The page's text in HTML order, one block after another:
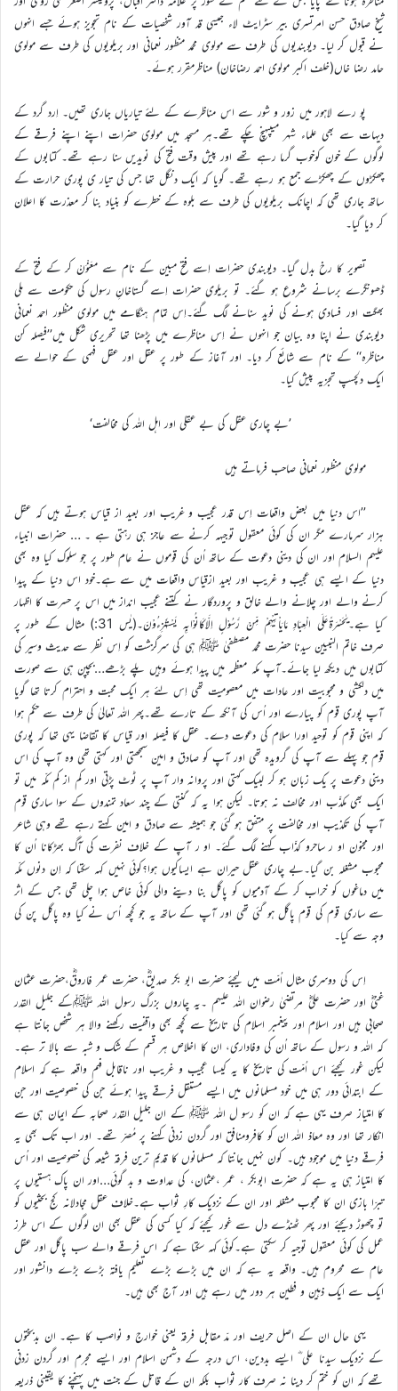
شیخ صادق حسن امرتسری بیر سٹرایٹ لاء جیسی قد آور شخصیات کے نام تجویز ہوئے جسے انہوں
نے قبول کر لیا۔ دیوبندیوں کی طرف سے مولوی محمد منظور نعمانی اور بریلویوں کی طرف سے مولوی
حامد رضا خاں(خلف اکبر مولوی احمد رضاخان) مناظرمقرر ہوئے۔
پو رے لاہور میں زور و شور سے اس مناظرے کے لئے تیاریاں جاری تھیں۔ اِرد گرد کے
دیہات سے بھی علماء شہر میںپہنچ چکے تھے۔ہر مسجد میں مولوی حضرات اپنے اپنے فرقے کے
لوگوں کے خون کوخوب گرما رہے تھے اور پیش وقت فتح کی نویدیں سنا رہے تھے۔ کتابوں کے
چھکڑوں کے چھکڑے جمع ہو رہے تھے۔ گویا کہ ایک دنگل تھا جس کی تیار ی پوری حرارت کے
ساتھ جاری تھی کہ اچانک بریلویوں کی طرف سے بلوہ کے خطرے کو بنیاد بنا کر معذرت کا اعلان
کر دیا گیا۔
تصویر کا رخ بدل گیا۔ دیوبندی حضرات اِسے فتح مبین کے نام سے معَنْوَنْ کر کے فتح کے
ڈھونگرے برسانے شروع ہو گئے۔ تو بریلوی حضرات اِسے گستاخانِ رسول کی حکومت سے ملی
بھگت اور فسادی ہونے کی نوید سنانے لگ گئے۔اِس تمام ہنگامے میں مولوی منظور احمد نعمانی
دیوبندی نے اپنا وہ بیان جو انہوں نے اِس مناظرے میں پڑھنا تھا تحریری شکل میں’’فیصلہ کن
مناظرہ‘‘ کے نام سے شائع کر دیا۔ اور آغاز کے طور پر عقل اور عقل فہمی کے حوالے سے
ایک دلچسپ تجزیہ پیش کیا۔
’بے چاری عقل کی بے عقلی اور اہل اللہ کی مخالفت‘
مولوی منظور نعمانی صاحب فرماتے ہیں
’’اس دنیا میں بعض واقعات اِس قدر عجیب و غریب اور بعید از قیاس ہوتے ہیں کہ عقل
ہزار سرمارے مگر ان کی کوئی معقول توجیہہ کرنے سے عاجز ہی رہتی ہے ۔ … حضرات انبیاء
علیہم السلام اور ان کی دینی دعوت کے ساتھ اُن کی قوموں نے عام طور پر جو سلوک کیا وہ بھی
دنیا کے ایسے ہی عجیب و غریب اور بعید ازقیاس واقعات میں سے ہے۔خود اس دنیا کے پیدا
کرنے والے اور چلانے والے خالق و پروردگار نے کتنے عجیب انداز میں اس پر حسرت کا اظہار
کیا ہے۔یٰحَسْرَۃًعَلَی الْعِبَادِ مَایَاْتِیْہِمْ مِّنْ رَّسُوْلٍ اِلَّاکَانُوْابِہٖ یَسْتَہْزِءُوْنَ۔(یٰس 31:) مثال کے طور پر
صرف خاتم النبیین سیدنا حضرت محمد مصطفیٰ ﷺ ہی کی سرگزشت کو اِس نظر سے حدیث وسیر کی
کتابوں میں دیکھ لیا جائے۔آپ مکہ معظمہ میں پیدا ہوئے وہیں پلے بڑھے…بچپن ہی سے صورت
میں دلکشی و محبوبیت اور عادات میں معصومیت تھی اِس لئے ہر ایک محبت و احترام کرتا تھا گویا
آپ پوری قوم کو پیارے اور اُس کی آنکھ کے تارے تھے۔پھر اللہ تعالیٰ کی طرف سے حکم ہوا
کہ اپنی قوم کو توحید اورا سلام کی دعوت دے۔ عقل کا فیصلہ اور قیاس کا تقاضا یہی تھا کہ پوری
قوم جو پہلے سے آپ کی گرویدہ تھی اور آپ کو صادق و امین سمجھتی اور کہتی تھی وہ آپ کی اس
دینی دعوت پر یک زبان ہو کر لبیک کہتی اور پروانہ وار آپ پر ٹوٹ پڑتی اور کم از کم مکّہ میں تو
ایک بھی مکذّب اور مخالف نہ ہوتا۔ لیکن ہوا یہ کہ گنتی کے چند سعاد تمندوں کے سوا ساری قوم
آپ کی تکذیب اور مخالفت پر متفق ہو گئی جو ہمیشہ سے صادق و امین کہتے رہے تھے وہی شاعر
اور مجنون او ر ساحرو کذّاب کہنے لگ گئے۔ او ر آپ کے خلاف نفرت کی آگ بھڑکانا اُن کا
محبوب مشغلہ بن گیا۔بے چاری عقل حیران ہے ایساکیوں ہوا؟کوئی نہیں کہہ سکتا کہ اِن دنوں مکّہ
میں دماغوں کو خراب کر کے آدمیوں کو پاگل بنا دینے والی کوئی خاص ہوا چلی تھی جس کے اثر
سے ساری قوم کی قوم پاگل ہو گئی تھی اور آپ کے ساتھ یہ جو کچھ اُس نے کیا وہ پاگل پن کی
وجہ سے کیا۔
اِس کی دوسری مثال اُمّت میں لیجئے حضرت ابو بکر صدیقؓ، حضرت عمر فاروقؓ،حضرت عثمان
غنیؓ اور حضرت علیؓ مرتضیٰ رضوان اللہ علیہم ۔یہ چاروں بزرگ رسول اللہ ﷺکے جلیل القدر
صحابی ہیں اور اسلام اور پیغمبر اسلام کی تاریخ سے کچھ بھی واقفیت رکھنے والا ہر شخص جانتا ہے
کہ اللہ و رسول کے ساتھ اُن کی وفاداری، ان کا اخلاص ہر قسم کے شک و شبہ سے بالا تر ہے۔
لیکن غور کیجئے اس اُمّت کی تاریخ کا یہ کیسا عجیب و غریب اور ناقابل فہم واقعہ ہے کہ اسلام
کے ابتدائی دور ہی میں خود مسلمانوں میں ایسے مستقل فرقے پیدا ہوئے جن کی خصوصیت اور جن
کا امتیاز صرف یہی ہے کہ ان کو رسو ل اللہ ﷺ کے ان جلیل القدر صحابہ کے ایمان ہی سے
انکار تھا اور وہ معاذ اللہ ان کو کافرومنافق اور گردن زدنی کہنے پر مُصرّ تھے۔ اور اب تک بھی یہ
فرقے دنیا میں موجود ہیں۔ کون نہیں جانتا کہ مسلمانوں کا قدیم ترین فرقہ شیعہ کی خصوصیت اور اُس
کا امتیاز ہی یہ ہے کہ حضرت ابوبکر ، عمر ،عثمان، کی عداوت و بد گوئی…اور ان پاک ہستیوں پر
تبرّا بازی ان کا محبوب مشغلہ اور ان کے نزدیک کارِ ثواب ہے۔خلاف عقل مجادلانہ کج بحثیوں کو
تو چھوڑ دیجئے اور پھر ٹھنڈے دل سے غور کیجئے کہ کیا کسی کی عقل بھی ان لوگوں کے اس طرز
عمل کی کوئی معقول توجیہ کر سکتی ہے۔کوئی کہہ سکتا ہے کہ اس فرقے والے سب پاگل اور عقل
عام سے محروم ہیں۔ واقعہ یہ ہے کہ ان میں بڑے بڑے تعلیم یافتہ بڑے بڑے دانشور اور
ایک سے ایک ذہین و فطین ہر دور میں رہے ہیں اور آج بھی ہیں۔
یہی حال ان کے اصل حریف اور مدّ مقابل فرقہ یعنی خوارج و نواصب کا ہے۔ ان بدبختوں
کے نزدیک سیدنا علی ؓ ایسے بددین، اس درجہ کے دشمن اسلام اور ایسے مجرم اور گردن زدنی
تھے کہ ان کو ختم کر دینا نہ صرف کار ثواب بلکہ ان کے قاتل کے جنت میں پہنچنے کا یقینی ذریعہ